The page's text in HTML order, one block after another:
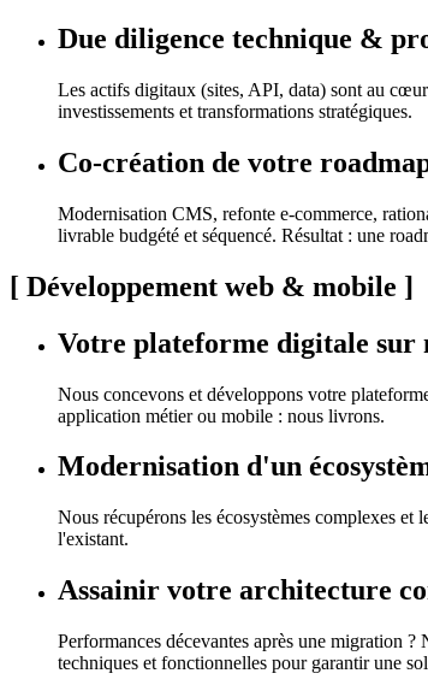
Due diligence technique &
Les actifs digitaux (sites, API, data) sont au
investissements et transformations stratégiques.
Co-création de votre
Modernisation CMS, refonte e-commerce,
livrable budgété et séquencé. Résultat : une
[ Développement web & mobile ]
Votre plateforme digitale sur
Nous concevons et développons votre
application métier ou mobile : nous livrons.
Modernisation d'un
Nous récupérons les écosystèmes complexes et
l'existant.
Assainir votre architecture
Performances décevantes après une migration
techniques et fonctionnelles pour garantir une